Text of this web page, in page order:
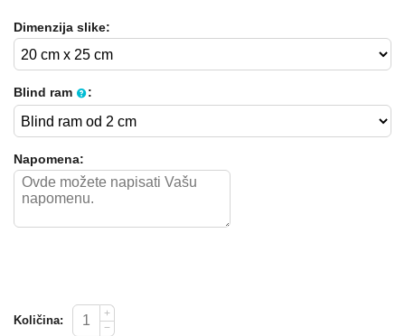
Dimenzija slike:
Blind ram :
Napomena:
Količina:
+
−